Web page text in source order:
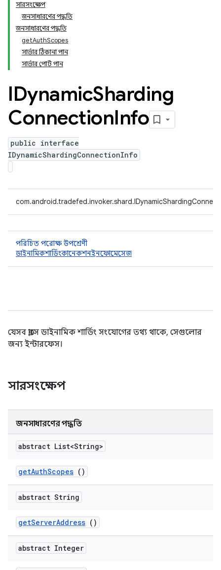
সারসংক্ষেপ
জনসাধারণের পদ্ধতি
জনসাধারণের পদ্ধতি
getAuthScopes
সার্ভার ঠিকানা পান
সার্ভার পোর্ট পান
IDynamicSharding
ConnectionInfo
public interface
IDynamicShardingConnectionInfo
পরিচিত পরোক্ষ উপশ্রেণী
ডাইনামিকশার্ডিংকানেকশনইনফোমেসেজ
যেসব ক্লাসে ডাইনামিক শার্ডিং সংযোগের তথ্য থাকে, সেগুলোর
জন্য ইন্টারফেস।
সারসংক্ষেপ
জনসাধারণের পদ্ধতি
abstract List<String>
getAuthScopes ()
abstract String
getServerAddress ()
abstract Integer